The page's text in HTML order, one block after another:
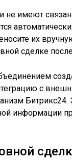
не имеют
их
сделке
с
Битрикс24.
информации